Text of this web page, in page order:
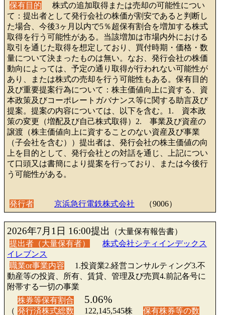
保有目的
株式の追加取得または売却の可能性につい
て：提出者として発行会社の株価が割安であると判断し
た場合、今後3ヶ月以内で5％超保有割合を増加する株式
取得を行う可能性がある。当該増加は市場内外における
取引を通じた取得を想定しており、買付時期・価格・数
量について決まったものは無い。なお、発行会社の株価
動向によっては、予定の通り取得が行われない可能性が
あり、または株式の売却を行う可能性もある。保有目的
及び重要提案行為について：株主価値向上に資する、資
本政策及びコーポレートガバナンス等に関する助言及び
提案。提案の内容については、以下を含む。1. 資本政
策の変更（増配及び自己株式取得）2. 事業及び資産の
譲渡（株主価値向上に資することのない資産及び事業
（子会社を含む））提出者は、発行会社の株主価値の向
上を目的として、発行会社との対話を通じ、上記につい
て口頭又は書簡により提案を行っており、または今後行
う可能性がある。
発行者 京浜急行電鉄株式会社 （9006）
2026年7月1日 16:00提出
（大量保有報告書）
提出者（大量保有者）
株式会社シティインデックス
イレブンス
職業or事業内容
1.投資業2.経営コンサルティング3.不
動産等の投資、所有、賃貸、管理及び売買4.前記各号に
附帯する一切の事業
株券等保有割合
5.06%
（ 発行済株式総数 122,145,545株
保有株券等の数